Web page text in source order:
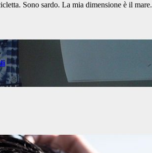
Sono sardo. La mia dimensione è il mare.